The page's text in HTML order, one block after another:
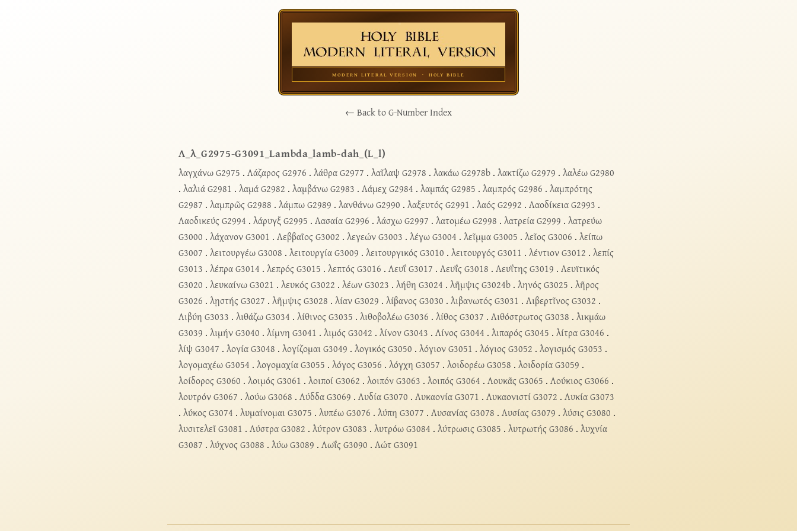
MODERN LITERAL VERSION · HOLY BIBLE
← Back to G-Number Index
Λ_λ_G2975-G3091_Lambda_lamb-dah_(L_l)
λαγχάνω G2975 .Λάζαρος G2976 .λάθρα G2977 .λαῖλαψ G2978 .λακάω G2978b .λακτίζω G2979 .λαλέω G2980
.λαλιά G2981 .λαμά G2982 .λαμβάνω G2983 .Λάμεχ G2984 .λαμπάς G2985 .λαμπρός G2986 .λαμπρότης
G2987 .λαμπρῶς G2988 .λάμπω G2989 .λανθάνω G2990 .λαξευτός G2991 .λαός G2992 .Λαοδίκεια G2993 .
Λαοδικεύς G2994 .λάρυγξ G2995 .Λασαία G2996 .λάσχω G2997 .λατομέω G2998 .λατρεία G2999 .λατρεύω
G3000 .λάχανον G3001 .Λεββαῖος G3002 .λεγεών G3003 .λέγω G3004 .λεῖμμα G3005 .λεῖος G3006 .λείπω
G3007 .λειτουργέω G3008 .λειτουργία G3009 .λειτουργικός G3010 .λειτουργός G3011 .λέντιον G3012 .λεπίς
G3013 .λέπρα G3014 .λεπρός G3015 .λεπτός G3016 .Λευΐ G3017 .Λευΐς G3018 .Λευΐτης G3019 .Λευϊτικός
G3020 .λευκαίνω G3021 .λευκός G3022 .λέων G3023 .λήθη G3024 .λῆμψις G3024b .ληνός G3025 .λῆρος
G3026 .λῃστής G3027 .λῆμψις G3028 .λίαν G3029 .λίβανος G3030 .λιβανωτός G3031 .Λιβερτῖνος G3032 .
Λιβύη G3033 .λιθάζω G3034 .λίθινος G3035 .λιθοβολέω G3036 .λίθος G3037 .Λιθόστρωτος G3038 .λικμάω
G3039 .λιμήν G3040 .λίμνη G3041 .λιμός G3042 .λίνον G3043 .Λίνος G3044 .λιπαρός G3045 .λίτρα G3046 .
λίψ G3047 .λογία G3048 .λογίζομαι G3049 .λογικός G3050 .λόγιον G3051 .λόγιος G3052 .λογισμός G3053 .
λογομαχέω G3054 .λογομαχία G3055 .λόγος G3056 .λόγχη G3057 .λοιδορέω G3058 .λοιδορία G3059 .
λοίδορος G3060 .λοιμός G3061 .λοιποί G3062 .λοιπόν G3063 .λοιπός G3064 .Λουκᾶς G3065 .Λούκιος G3066 .
λουτρόν G3067 .λούω G3068 .Λύδδα G3069 .Λυδία G3070 .Λυκαονία G3071 .Λυκαονιστί G3072 .Λυκία G3073
.λύκος G3074 .λυμαίνομαι G3075 .λυπέω G3076 .λύπη G3077 .Λυσανίας G3078 .Λυσίας G3079 .λύσις G3080 .
λυσιτελεῖ G3081 .Λύστρα G3082 .λύτρον G3083 .λυτρόω G3084 .λύτρωσις G3085 .λυτρωτής G3086 .λυχνία
G3087 .λύχνος G3088 .λύω G3089 .Λωΐς G3090 .Λώτ G3091